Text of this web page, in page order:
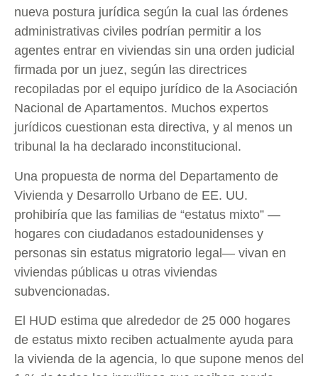
nueva postura jurídica según la cual las órdenes
administrativas civiles podrían permitir a los
agentes entrar en viviendas sin una orden judicial
firmada por un juez, según las directrices
recopiladas por el equipo jurídico de la Asociación
Nacional de Apartamentos. Muchos expertos
jurídicos cuestionan esta directiva, y al menos un
tribunal la ha declarado inconstitucional.
Una propuesta de norma del Departamento de
Vivienda y Desarrollo Urbano de EE. UU.
prohibiría que las familias de “estatus mixto” —
hogares con ciudadanos estadounidenses y
personas sin estatus migratorio legal— vivan en
viviendas públicas u otras viviendas
subvencionadas.
El HUD estima que alrededor de 25 000 hogares
de estatus mixto reciben actualmente ayuda para
la vivienda de la agencia, lo que supone menos del